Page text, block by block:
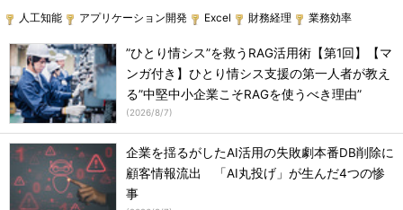
人工知能 アプリケーション開発 Excel 財務経理 業務効率
”ひとり情シス”を救うRAG活用術【第1回】【マ
ンガ付き】ひとり情シス支援の第一人者が教え
る”中堅中小企業こそRAGを使うべき理由”
(2026/8/7)
企業を揺るがしたAI活用の失敗劇本番DB削除に
顧客情報流出 「AI丸投げ」が生んだ4つの惨
事